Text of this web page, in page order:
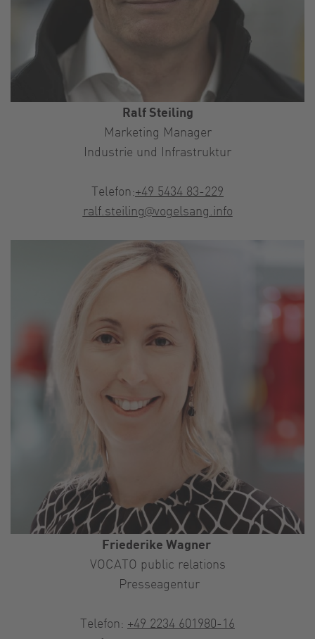
Ralf Steiling
Marketing Manager
Industrie und Infrastruktur
Telefon:+49 5434 83-229
ralf.steiling@vogelsang.info
Friederike Wagner
VOCATO public relations
Presseagentur
Telefon: +49 2234 601980-16